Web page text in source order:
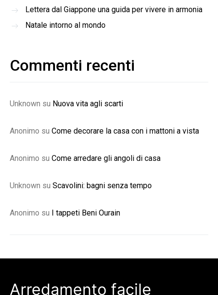
Lettera dal Giappone una guida per vivere in armonia
Natale intorno al mondo
Commenti recenti
Unknown su Nuova vita agli scarti
Anonimo su Come decorare la casa con i mattoni a vista
Anonimo su Come arredare gli angoli di casa
Unknown su Scavolini: bagni senza tempo
Anonimo su I tappeti Beni Ourain
Arredamento facile